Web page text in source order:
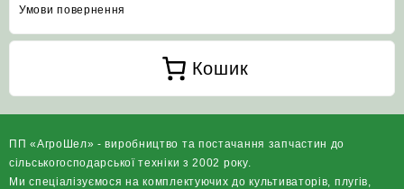
Умови повернення
Кошик
ПП «АгроШел» - виробництво та постачання запчастин до
сільськогосподарської техніки з 2002 року.
Ми спеціалізуємося на комплектуючих до культиваторів, плугів,